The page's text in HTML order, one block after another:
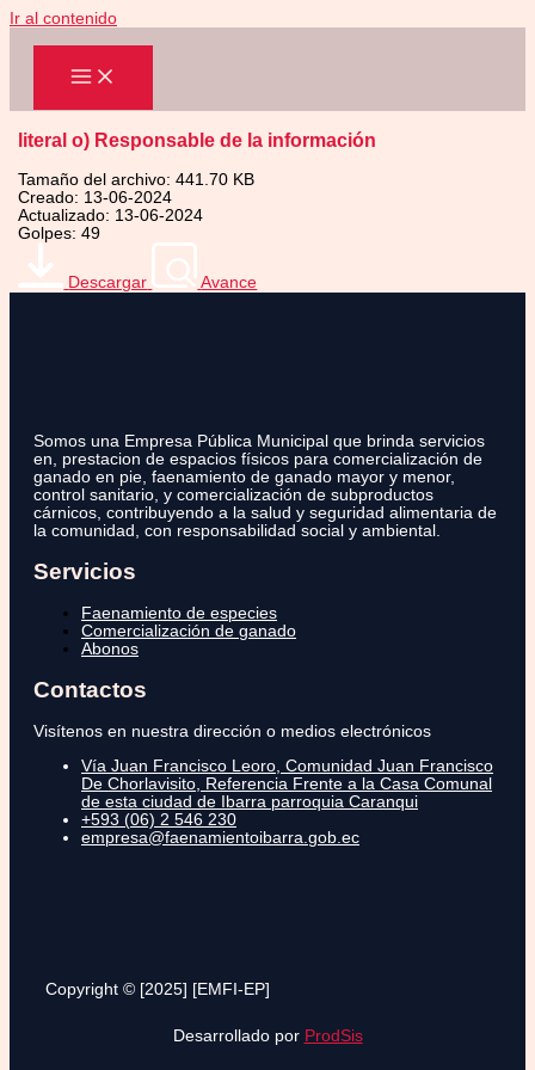
Ir al contenido
literal o) Responsable de la información
Tamaño del archivo: 441.70 KB
Creado: 13-06-2024
Actualizado: 13-06-2024
Golpes: 49
Descargar Avance
Somos una Empresa Pública Municipal que brinda servicios
en, prestacion de espacios físicos para comercialización de
ganado en pie, faenamiento de ganado mayor y menor,
control sanitario, y comercialización de subproductos
cárnicos, contribuyendo a la salud y seguridad alimentaria de
la comunidad, con responsabilidad social y ambiental.
Servicios
Faenamiento de especies
Comercialización de ganado
Abonos
Contactos
Visítenos en nuestra dirección o medios electrónicos
Vía Juan Francisco Leoro, Comunidad Juan Francisco
De Chorlavisito, Referencia Frente a la Casa Comunal
de esta ciudad de Ibarra parroquia Caranqui
+593 (06) 2 546 230
empresa@faenamientoibarra.gob.ec
Copyright © [2025] [EMFI-EP]
Desarrollado por ProdSis